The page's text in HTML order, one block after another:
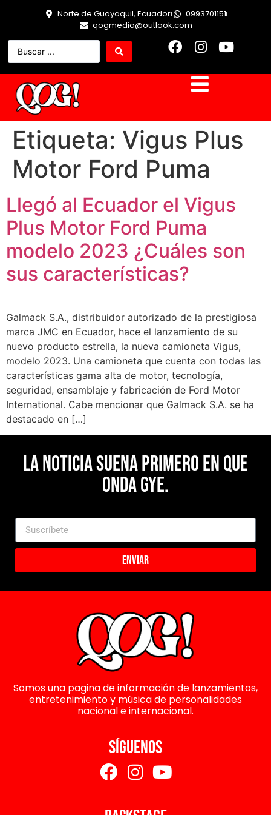
Norte de Guayaquil, Ecuador
0993701151
qogmedio@outlook.com
Etiqueta: Vigus Plus
Motor Ford Puma
Llegó al Ecuador el Vigus
Plus Motor Ford Puma
modelo 2023 ¿Cuáles son
sus características?
Galmack S.A., distribuidor autorizado de la prestigiosa
marca JMC en Ecuador, hace el lanzamiento de su
nuevo producto estrella, la nueva camioneta Vigus,
modelo 2023. Una camioneta que cuenta con todas las
características gama alta de motor, tecnología,
seguridad, ensamblaje y fabricación de Ford Motor
International. Cabe mencionar que Galmack S.A. se ha
destacado en […]
La noticia suena primero en Que
Onda Gye.
Enviar
Somos una pagina de información de lanzamientos,
entretenimiento y música de personalidades
nacional e internacional.
SÍGUENOS